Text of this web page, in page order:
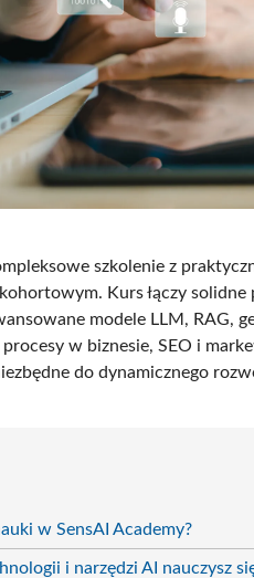
szkolenie z
Kurs łączy
modele LLM, RAG,
w biznesie, SEO i
do dynamicznego
w SensAI Academy?
i narzędzi AI nauczysz